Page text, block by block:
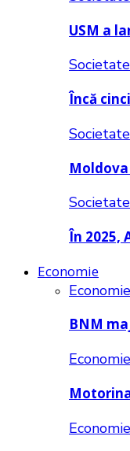
USM a
Societate
Încă
Societate
Societate
În 2025,
Economie
Economie
BNM
Economie
Economie